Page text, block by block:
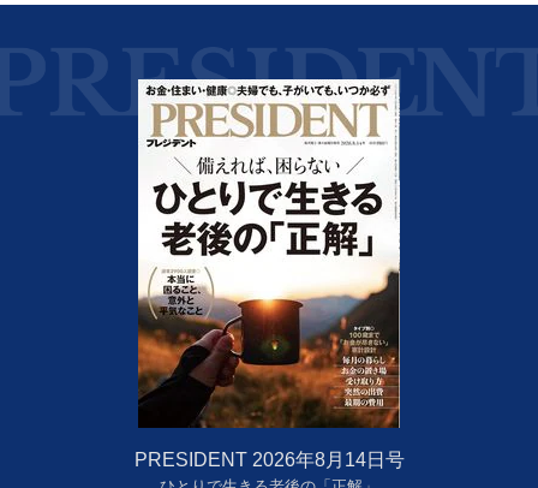
PRESIDENT 2026年8月14日号